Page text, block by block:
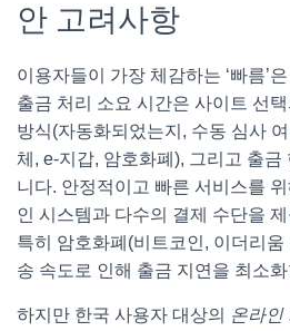
안 고려사항
이용자들이 가장 체감하는 ‘빠름’은
출금 처리 소요 시간은 사이트 선
방식(자동화되었는지, 수동 심사
체, e-지갑, 암호화폐), 그리고 출금
니다. 안정적이고 빠른 서비스를
인 시스템과 다수의 결제 수단을
특히 암호화폐(비트코인, 이더리움
송 속도로 인해 출금 지연을 최소
하지만 한국 사용자 대상의 온라인